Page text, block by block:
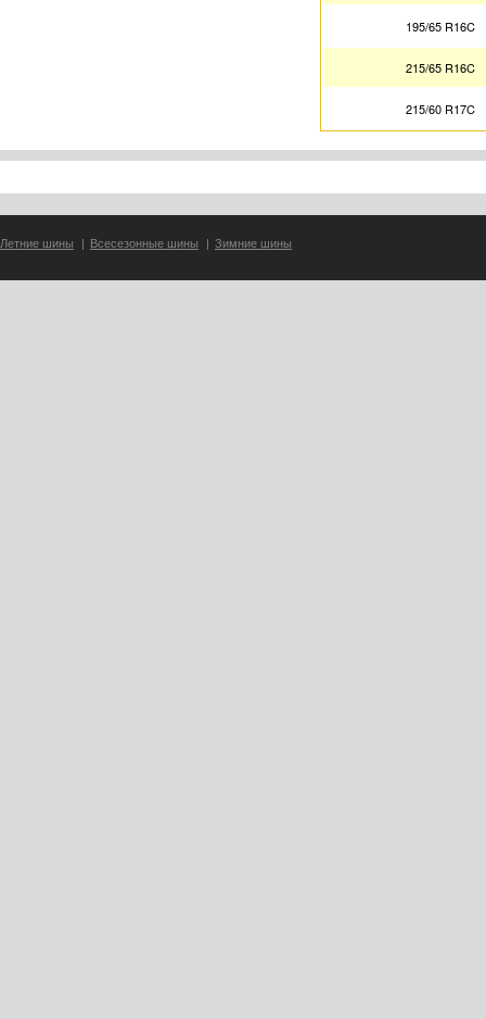
195/65 R16C
215/65 R16C
215/60 R17C
Летние шины | Всесезонные шины | Зимние шины